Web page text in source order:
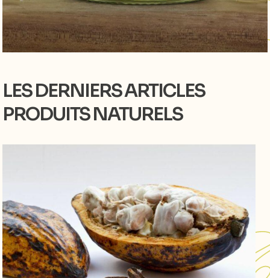
LES DERNIERS ARTICLES
PRODUITS NATURELS